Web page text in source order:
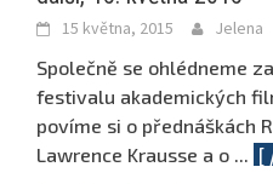
15 května, 2015 Jelena
Společně se ohlédneme
festivalu akademických
povíme si o přednáškách
Lawrence Krausse a o ... [